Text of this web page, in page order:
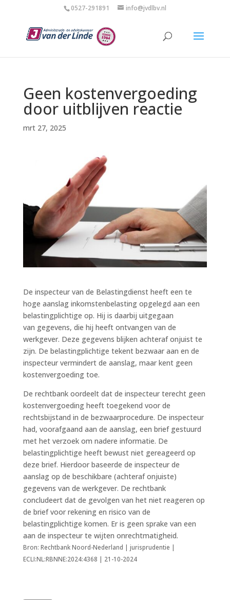
0527-291891 info@jvdlbv.nl
Geen kostenvergoeding
door uitblijven reactie
mrt 27, 2025
De inspecteur van de Belastingdienst heeft een te
hoge aanslag inkomstenbelasting opgelegd aan een
belastingplichtige op. Hij is daarbij uitgegaan
van gegevens, die hij heeft ontvangen van de
werkgever. Deze gegevens blijken achteraf onjuist te
zijn. De belastingplichtige tekent bezwaar aan en de
inspecteur vermindert de aanslag, maar kent geen
kostenvergoeding toe.
De rechtbank oordeelt dat de inspecteur terecht geen
kostenvergoeding heeft toegekend voor de
rechtsbijstand in de bezwaarprocedure. De inspecteur
had, voorafgaand aan de aanslag, een brief gestuurd
met het verzoek om nadere informatie. De
belastingplichtige heeft bewust niet gereageerd op
deze brief. Hierdoor baseerde de inspecteur de
aanslag op de beschikbare (achteraf onjuiste)
gegevens van de werkgever. De rechtbank
concludeert dat de gevolgen van het niet reageren op
de brief voor rekening en risico van de
belastingplichtige komen. Er is geen sprake van een
aan de inspecteur te wijten onrechtmatigheid.
Bron: Rechtbank Noord-Nederland | jurisprudentie |
ECLI:NL:RBNNE:2024:4368 | 21-10-2024